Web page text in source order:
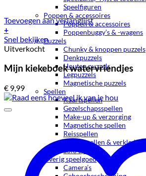
Speelfiguren
Poppen & accessoires
Poppen & accessoires
Poppenbuggy’s & -wagens
Puzzels
Chunky & knoppen puzzels
Denkpuzzels
Houten puzzels
Legpuzzels
Magnetische puzzels
Spellen
Kaartspellen
Gezelschapsspellen
Make-up & verzorging
Magnetische spellen
Reisspellen
Rollenspellen & verkleden
Solo spellen
Overig speelgoed
Camera’s
Toevoegen aan verlanglijst
+
Snel bekijken
Uitverkocht
Mijn kiekeboek watervriendjes
€ 9,99